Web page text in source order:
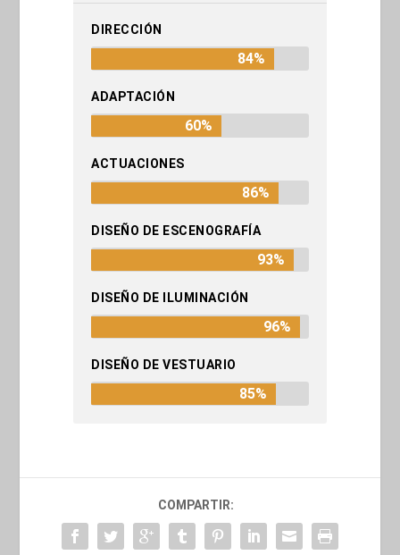
DIRECCIÓN
84%
ADAPTACIÓN
60%
ACTUACIONES
86%
DISEÑO DE ESCENOGRAFÍA
93%
DISEÑO DE ILUMINACIÓN
96%
DISEÑO DE VESTUARIO
85%
COMPARTIR: